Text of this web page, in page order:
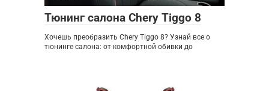
Тюнинг салона Chery Tiggo 8
Хочешь преобразить Chery Tiggo 8? Узнай все о
тюнинге салона: от комфортной обивки до